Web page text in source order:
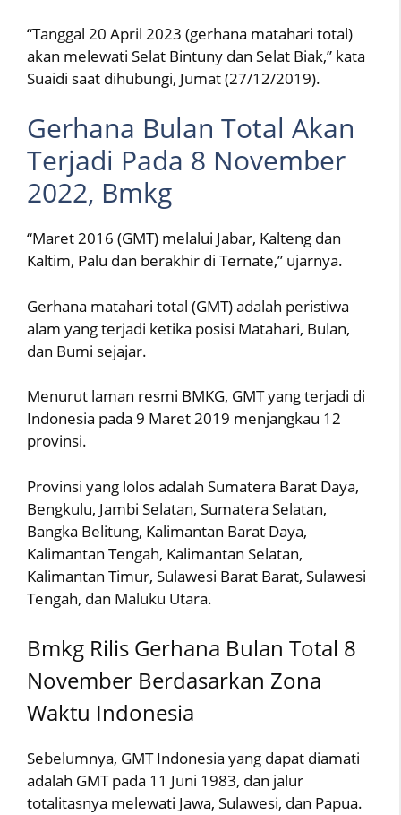
“Tanggal 20 April 2023 (gerhana matahari total)
akan melewati Selat Bintuny dan Selat Biak,” kata
Suaidi saat dihubungi, Jumat (27/12/2019).
Gerhana Bulan Total Akan
Terjadi Pada 8 November
2022, Bmkg
“Maret 2016 (GMT) melalui Jabar, Kalteng dan
Kaltim, Palu dan berakhir di Ternate,” ujarnya.
Gerhana matahari total (GMT) adalah peristiwa
alam yang terjadi ketika posisi Matahari, Bulan,
dan Bumi sejajar.
Menurut laman resmi BMKG, GMT yang terjadi di
Indonesia pada 9 Maret 2019 menjangkau 12
provinsi.
Provinsi yang lolos adalah Sumatera Barat Daya,
Bengkulu, Jambi Selatan, Sumatera Selatan,
Bangka Belitung, Kalimantan Barat Daya,
Kalimantan Tengah, Kalimantan Selatan,
Kalimantan Timur, Sulawesi Barat Barat, Sulawesi
Tengah, dan Maluku Utara.
Bmkg Rilis Gerhana Bulan Total 8
November Berdasarkan Zona
Waktu Indonesia
Sebelumnya, GMT Indonesia yang dapat diamati
adalah GMT pada 11 Juni 1983, dan jalur
totalitasnya melewati Jawa, Sulawesi, dan Papua.